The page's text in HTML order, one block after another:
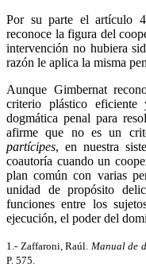
Por su parte el artículo
reconoce la figura del
intervención no hubiera
razón le aplica la misma
Aunque Gimbernat
criterio plástico
dogmática penal para
afirme que no es un
partícipes, en nuestra
coautoría cuando un
plan común con varias
unidad de propósito
funciones entre los
ejecución, el poder del
1.- Zaffaroni, Raúl. Manual de
P. 575.